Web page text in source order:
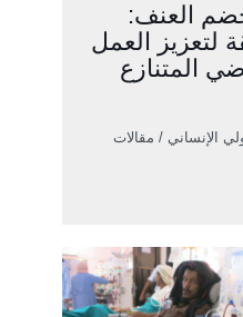
العنف:
العمل
المتنازع
الإنساني / مقالات